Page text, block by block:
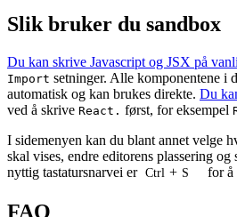
Slik bruker du sandbox
Du kan skrive Javascript og JSX på
Import setninger. Alle komponentene i
automatisk og kan brukes direkte. Du
ved å skrive React. først, for eksempel
I sidemenyen kan du blant annet velge
skal vises, endre editorens plassering og
nyttig tastatursnarvei er Ctrl + S for å
FAQ